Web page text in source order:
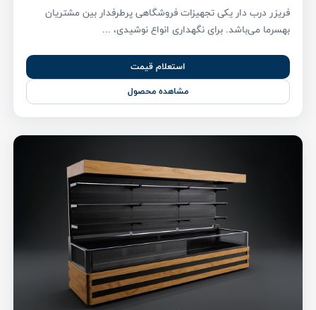
فریزر درب دار یکی تجهیزات فروشگاهی پر‌طرفدار بین مشتریان
بهسرما می‌باشد. برای نگهداری انواع نوشیدی، ...
استعلام قیمت
مشاهده محصول